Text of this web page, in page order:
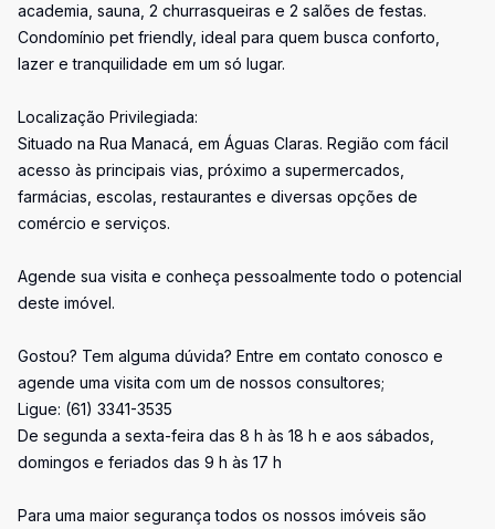
academia, sauna, 2 churrasqueiras e 2 salões de festas.
Condomínio pet friendly, ideal para quem busca conforto,
lazer e tranquilidade em um só lugar.
Localização Privilegiada:
Situado na Rua Manacá, em Águas Claras. Região com fácil
acesso às principais vias, próximo a supermercados,
farmácias, escolas, restaurantes e diversas opções de
comércio e serviços.
Agende sua visita e conheça pessoalmente todo o potencial
deste imóvel.
Gostou? Tem alguma dúvida? Entre em contato conosco e
agende uma visita com um de nossos consultores;
Ligue: (61) 3341-3535
De segunda a sexta-feira das 8 h às 18 h e aos sábados,
domingos e feriados das 9 h às 17 h
Para uma maior segurança todos os nossos imóveis são